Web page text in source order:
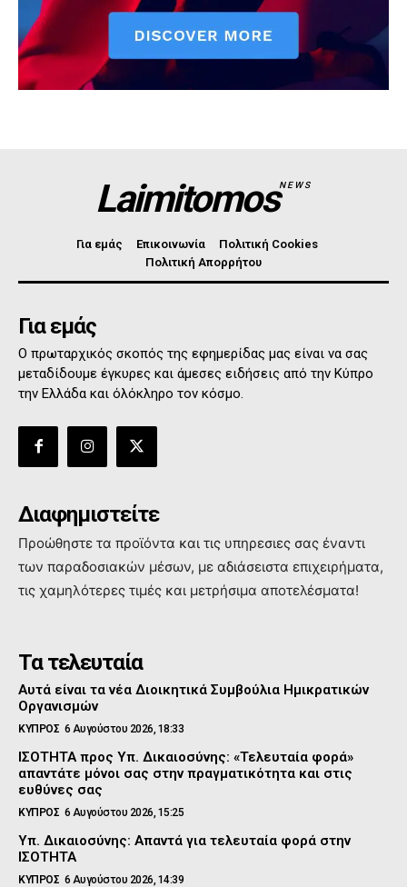
LaimitomosNEWS
Για εμάς Επικοινωνία
Πολιτική Cookies
Πολιτική Απορρήτου
Για εμάς
Ο πρωταρχικός σκοπός της εφημερίδας μας είναι να σας
μεταδίδουμε έγκυρες και άμεσες ειδήσεις από την Κύπρο
την Ελλάδα και όλόκληρο τον κόσμο.
Διαφημιστείτε
Προώθηστε τα προϊόντα και τις υπηρεσιες σας έναντι
των παραδοσιακών μέσων, με αδιάσειστα επιχειρήματα,
τις χαμηλότερες τιμές και μετρήσιμα αποτελέσματα!
Τα τελευταία
Αυτά είναι τα νέα Διοικητικά Συμβούλια Ημικρατικών
Οργανισμών
ΚΥΠΡΟΣ 6 Αυγούστου 2026, 18:33
ΙΣΟΤΗΤΑ προς Υπ. Δικαιοσύνης: «Τελευταία φορά»
απαντάτε μόνοι σας στην πραγματικότητα και στις
ευθύνες σας
ΚΥΠΡΟΣ 6 Αυγούστου 2026, 15:25
Υπ. Δικαιοσύνης: Απαντά για τελευταία φορά στην
ΙΣΟΤΗΤΑ
ΚΥΠΡΟΣ 6 Αυγούστου 2026, 14:39